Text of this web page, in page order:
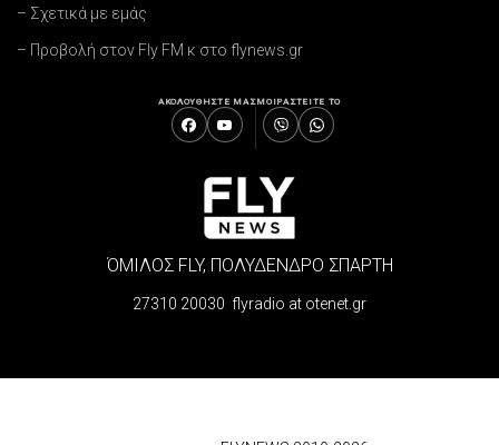
– Σχετικά με εμάς
– Προβολή στον Fly FM κ στο flynews.gr
ΑΚΟΛΟΥΘΗΣΤΕ ΜΑΣΜΟΙΡΑΣΤΕΙΤΕ ΤΟ
ΌΜΙΛΟΣ FLY, ΠΟΛΥΔΕΝΔΡΟ ΣΠΑΡΤΗ
27310 20030 flyradio at otenet.gr